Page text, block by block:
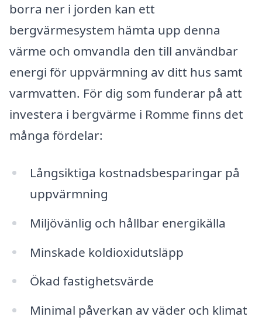
borra ner i jorden kan ett
bergvärmesystem hämta upp denna
värme och omvandla den till användbar
energi för uppvärmning av ditt hus samt
varmvatten. För dig som funderar på att
investera i bergvärme i Romme finns det
många fördelar:
Långsiktiga kostnadsbesparingar på
uppvärmning
Miljövänlig och hållbar energikälla
Minskade koldioxidutsläpp
Ökad fastighetsvärde
Minimal påverkan av väder och klimat